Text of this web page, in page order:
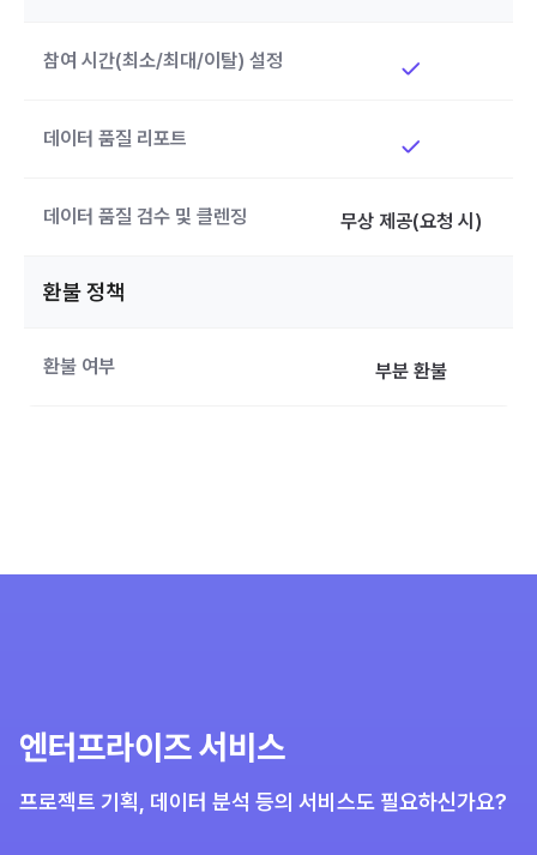
참여 시간(최소/최대/이탈) 설정
데이터 품질 리포트
데이터 품질 검수 및 클렌징 무상 제공(요청 시)
환불 정책
환불 여부 부분 환불
엔터프라이즈 서비스
프로젝트 기획, 데이터 분석 등의 서비스도 필요하신가요?